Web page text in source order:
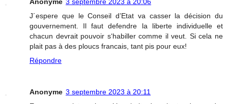
J´espere que le Conseil d’Etat va casser la décision du
gouvernement. Il faut defendre la liberte individuelle et
chacun devrait pouvoir s‘habiller comme il veut. Si cela ne
plait pas à des ploucs francais, tant pis pour eux!
Répondre
Anonyme 3 septembre 2023 à 20:11